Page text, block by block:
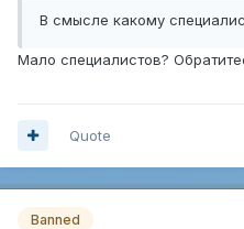
В смысле какому
Мало специалистов?
Quote
Banned